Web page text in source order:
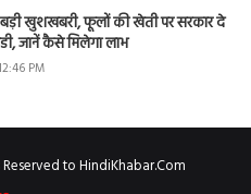
खुशखबरी, फूलों की खेती पर सरकार दे
जानें कैसे मिलेगा लाभ
PM
to HindiKhabar.Com